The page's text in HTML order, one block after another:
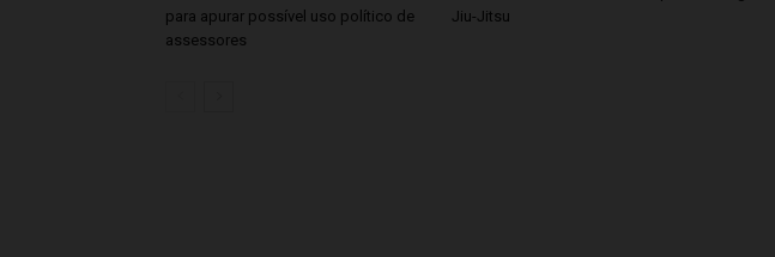
para apurar possível uso político de
assessores
Jiu-Jitsu